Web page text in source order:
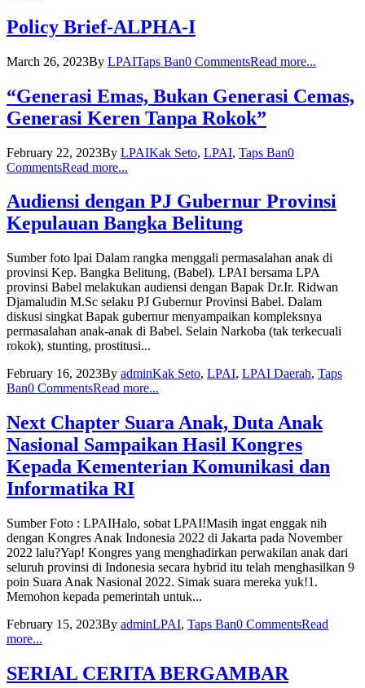
Policy Brief-ALPHA-I
March 26, 2023By LPAITaps Ban0 CommentsRead more...
“Generasi Emas, Bukan Generasi Cemas,
Generasi Keren Tanpa Rokok”
February 22, 2023By LPAIKak Seto, LPAI, Taps Ban0
CommentsRead more...
Audiensi dengan PJ Gubernur Provinsi
Kepulauan Bangka Belitung
Sumber foto lpai Dalam rangka menggali permasalahan anak di
provinsi Kep. Bangka Belitung, (Babel). LPAI bersama LPA
provinsi Babel melakukan audiensi dengan Bapak Dr.Ir. Ridwan
Djamaludin M.Sc selaku PJ Gubernur Provinsi Babel. Dalam
diskusi singkat Bapak gubernur menyampaikan kompleksnya
permasalahan anak-anak di Babel. Selain Narkoba (tak terkecuali
rokok), stunting, prostitusi...
February 16, 2023By adminKak Seto, LPAI, LPAI Daerah, Taps
Ban0 CommentsRead more...
Next Chapter Suara Anak, Duta Anak
Nasional Sampaikan Hasil Kongres
Kepada Kementerian Komunikasi dan
Informatika RI
Sumber Foto : LPAIHalo, sobat LPAI!Masih ingat enggak nih
dengan Kongres Anak Indonesia 2022 di Jakarta pada November
2022 lalu?Yap! Kongres yang menghadirkan perwakilan anak dari
seluruh provinsi di Indonesia secara hybrid itu telah menghasilkan 9
poin Suara Anak Nasional 2022. Simak suara mereka yuk!1.
Memohon kepada pemerintah untuk...
February 15, 2023By adminLPAI, Taps Ban0 CommentsRead
more...
SERIAL CERITA BERGAMBAR